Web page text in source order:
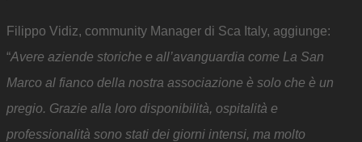
Filippo Vidiz, community Manager di Sca Italy, aggiunge:
“Avere aziende storiche e all’avanguardia come La San
Marco al fianco della nostra associazione è solo che è un
pregio. Grazie alla loro disponibilità, ospitalità e
professionalità sono stati dei giorni intensi, ma molto